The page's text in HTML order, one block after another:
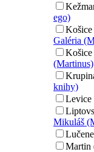
ego)
Galéria
(Martinus)
knihy)
Levice
Mikuláš
Martin